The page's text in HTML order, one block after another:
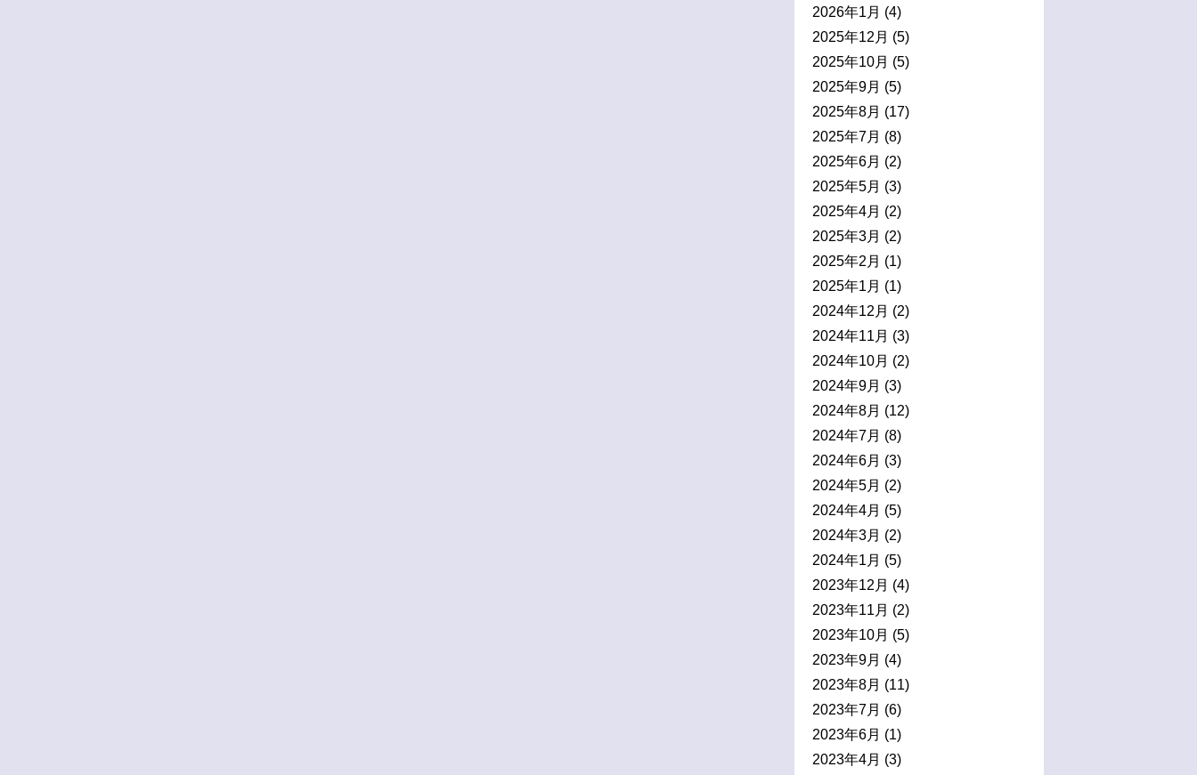
2026年1月 (4)
2025年12月 (5)
2025年10月 (5)
2025年9月 (5)
2025年8月 (17)
2025年7月 (8)
2025年6月 (2)
2025年5月 (3)
2025年4月 (2)
2025年3月 (2)
2025年2月 (1)
2025年1月 (1)
2024年12月 (2)
2024年11月 (3)
2024年10月 (2)
2024年9月 (3)
2024年8月 (12)
2024年7月 (8)
2024年6月 (3)
2024年5月 (2)
2024年4月 (5)
2024年3月 (2)
2024年1月 (5)
2023年12月 (4)
2023年11月 (2)
2023年10月 (5)
2023年9月 (4)
2023年8月 (11)
2023年7月 (6)
2023年6月 (1)
2023年4月 (3)